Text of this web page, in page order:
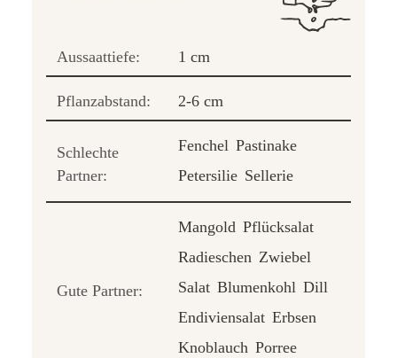
Aussaattiefe: 1 cm
Pflanzabstand: 2-6 cm
Schlechte
Partner:
Fenchel Pastinake
Petersilie Sellerie
Gute Partner:
Mangold Pflücksalat
Radieschen Zwiebel
Salat Blumenkohl Dill
Endiviensalat Erbsen
Knoblauch Porree